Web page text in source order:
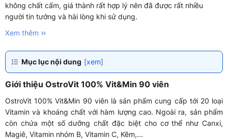
không chất cấm, giá thành rất hợp lý nên đã được rất nhiều
người tin tưởng và hài lòng khi sử dụng.
Xem thêm
Mục lục nội dung [xem]
Giới thiệu OstroVit 100% Vit&Min 90 viên
OstroVit 100% Vit&Min 90 viên là sản phẩm cung cấp tới 20 loại
Vitamin và khoáng chất với hàm lượng cao. Ngoài ra, sản phẩm
còn chứa một số dưỡng chất đặc biệt cho cơ thể như Canxi,
Magiê, Vitamin nhóm B, Vitamin C, Kẽm,...